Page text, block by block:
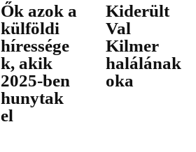
Ők azok a
külföldi
híressége
k, akik
2025-ben
hunytak
el
Kiderült
Val
Kilmer
halálának
oka